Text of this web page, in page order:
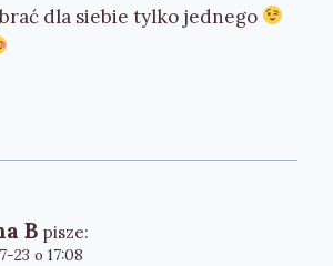
dla siebie tylko jednego
B pisze:
23 o 17:08